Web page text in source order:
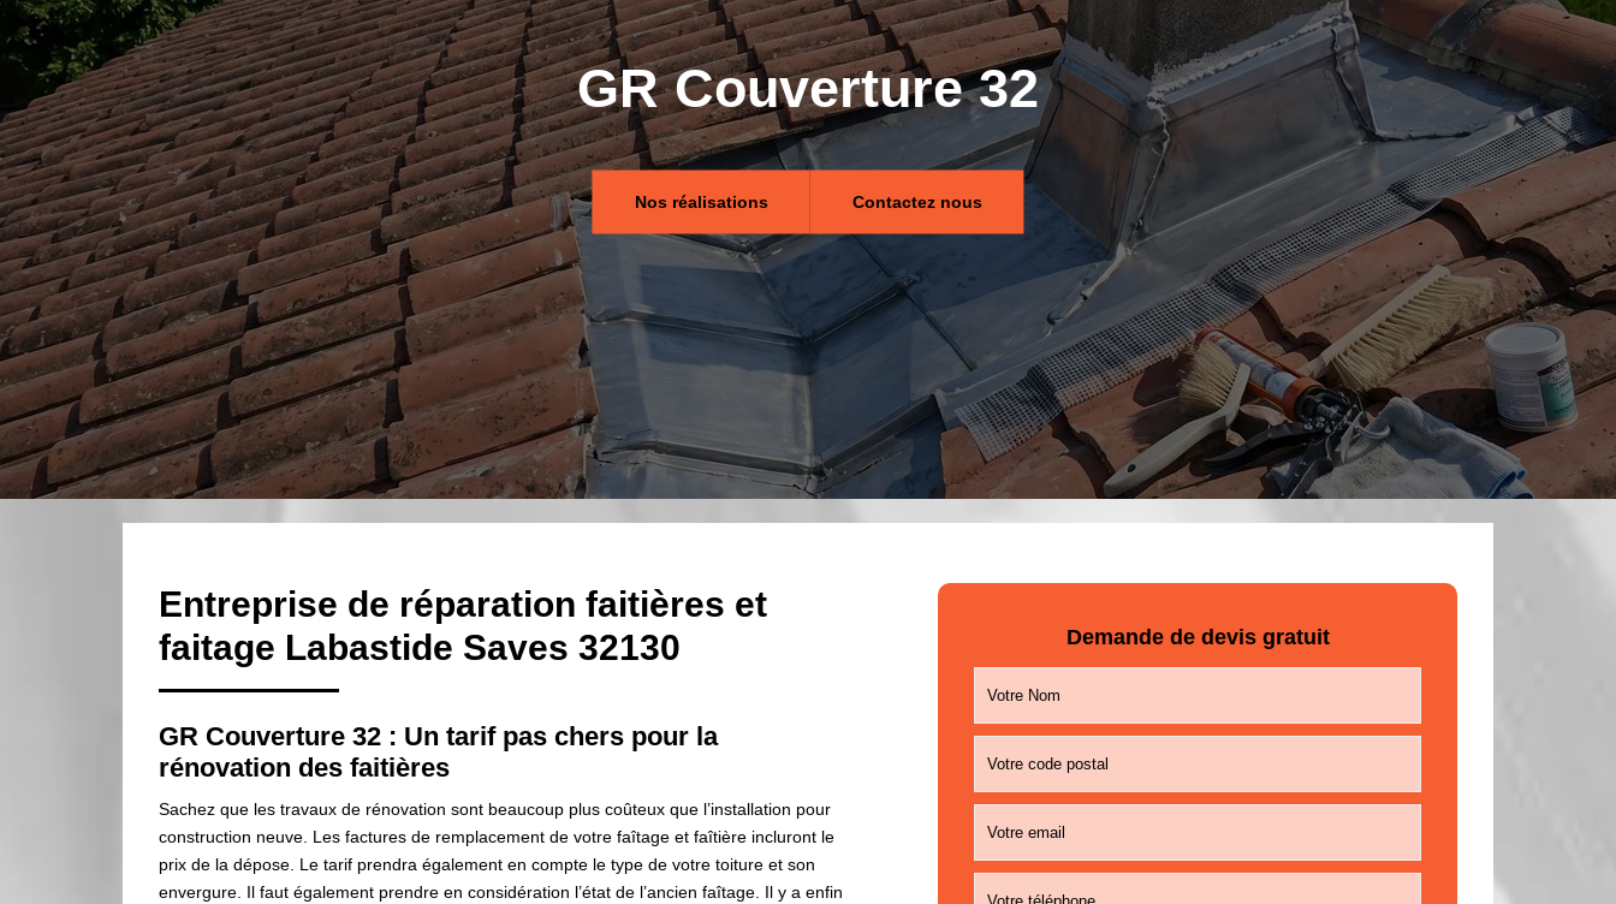
GR Couverture 32
Nos réalisations Contactez nous
Entreprise de réparation faitières et
faitage Labastide Saves 32130
GR Couverture 32 : Un tarif pas chers pour la
rénovation des faitières
Sachez que les travaux de rénovation sont beaucoup plus coûteux que l’installation pour
construction neuve. Les factures de remplacement de votre faîtage et faîtière incluront le
prix de la dépose. Le tarif prendra également en compte le type de votre toiture et son
envergure. Il faut également prendre en considération l’état de l’ancien faîtage. Il y a enfin
Demande de devis gratuit